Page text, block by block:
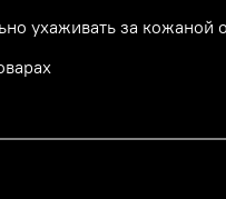
ухаживать за кожаной